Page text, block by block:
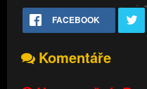
FACEBOOK
Komentáře